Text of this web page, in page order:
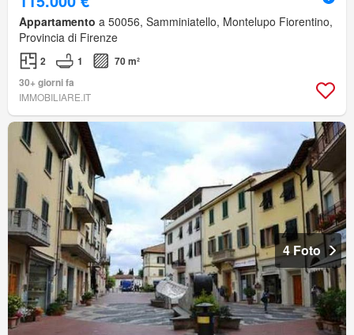
Appartamento a 50056, Samminiatello, Montelupo Fiorentino,
Provincia di Firenze
2 1
70 m²
30+ giorni fa
IMMOBILIARE.IT
4 Foto